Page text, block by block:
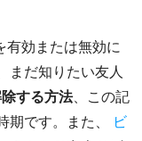
有効または無効に
まだ知りたい友人
する方法、この記
期です。また、
ビ